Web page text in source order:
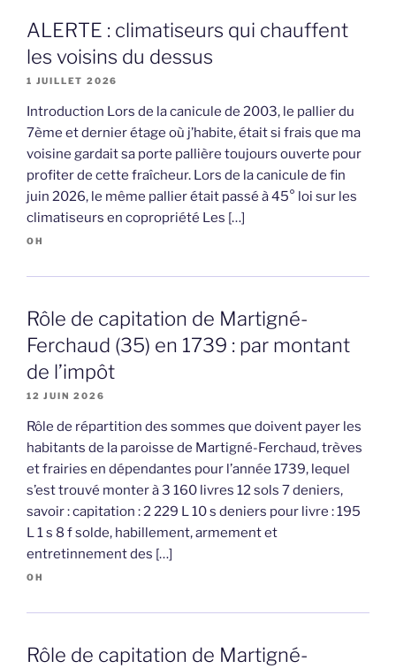
ALERTE : climatiseurs qui chauffent
les voisins du dessus
1 JUILLET 2026
Introduction Lors de la canicule de 2003, le pallier du
7ème et dernier étage où j’habite, était si frais que ma
voisine gardait sa porte pallière toujours ouverte pour
profiter de cette fraîcheur. Lors de la canicule de fin
juin 2026, le même pallier était passé à 45° loi sur les
climatiseurs en copropriété Les […]
OH
Rôle de capitation de Martigné-
Ferchaud (35) en 1739 : par montant
de l’impôt
12 JUIN 2026
Rôle de répartition des sommes que doivent payer les
habitants de la paroisse de Martigné-Ferchaud, trèves
et frairies en dépendantes pour l’année 1739, lequel
s’est trouvé monter à 3 160 livres 12 sols 7 deniers,
savoir : capitation : 2 229 L 10 s deniers pour livre : 195
L 1 s 8 f solde, habillement, armement et
entretinnement des […]
OH
Rôle de capitation de Martigné-